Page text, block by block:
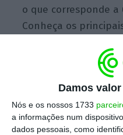
Damos
Nós e os nossos 1733
a informações num
dados pessoais, como
o que corresponde a
Conheça os
Governo
salariais de
na Função
2024